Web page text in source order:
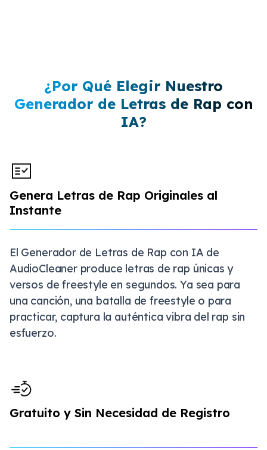
¿Por Qué Elegir Nuestro
Generador de Letras de Rap con
IA?
Genera Letras de Rap Originales al
Instante
El Generador de Letras de Rap con IA de
AudioCleaner produce letras de rap únicas y
versos de freestyle en segundos. Ya sea para
una canción, una batalla de freestyle o para
practicar, captura la auténtica vibra del rap sin
esfuerzo.
Gratuito y Sin Necesidad de Registro